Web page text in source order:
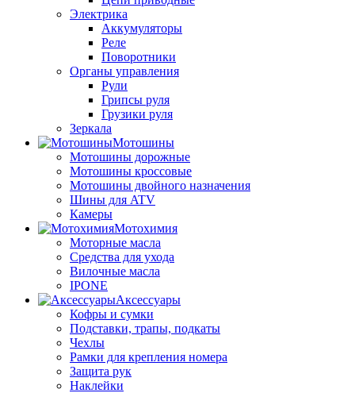
Электрика
Аккумуляторы
Реле
Поворотники
Органы управления
Рули
Грипсы руля
Грузики руля
Зеркала
Мотошины
Мотошины дорожные
Мотошины кроссовые
Мотошины двойного назначения
Шины для ATV
Камеры
Мотохимия
Моторные масла
Средства для ухода
Вилочные масла
IPONE
Аксессуары
Кофры и сумки
Подставки, трапы, подкаты
Чехлы
Рамки для крепления номера
Защита рук
Наклейки